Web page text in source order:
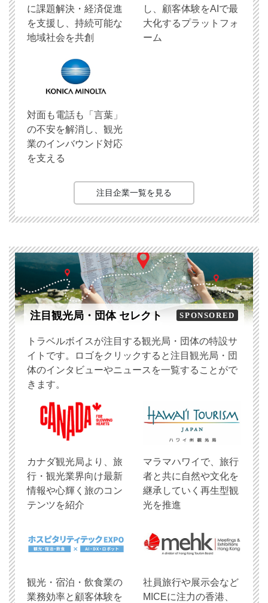
に課題解決・経済促進
を支援し、持続可能な
地域社会を共創
し、顧客体験をAIで最
大化するプラットフォ
ーム
対面も電話も「言葉」
の不安を解消し、観光
業のインバウンド対応
を支える
注目企業一覧を見る
注目観光局・団体 セレクト SPONSORED
トラベルボイスが注目する観光局・団体の特設サ
イトです。ロゴをクリックすると注目観光局・団
体のインタビューやニュースを一覧することがで
きます。
​カナダ観光局より、旅
行・観光業界向け最新
情報や心輝く旅のコン
テンツを紹介
マラマハワイで、旅行
者と共に自然や文化を
継承していく再生型観
光を推進
観光・宿泊・飲食業の
業務効率と顧客体験を
社員旅行や展示会など
MICEに注力の香港、